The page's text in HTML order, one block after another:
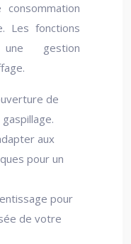
Les fonctions
gestion
de
aux
pour un
pour
de votre